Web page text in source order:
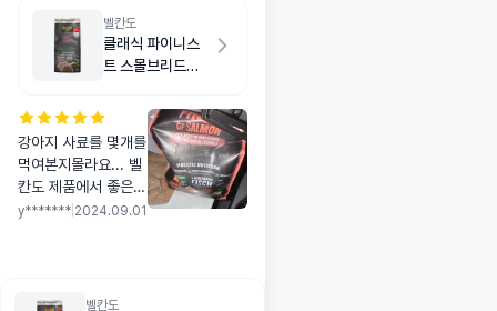
벨칸도
클래식 파이니스
트 스몰브리드
강아지 사료를 몇개를
먹여본지몰라요... 벨
칸도 제품에서 좋은것
도 먹여봤는데 너무
두번 먹다 입에도 안
y******* 2024.09.01
벨칸도